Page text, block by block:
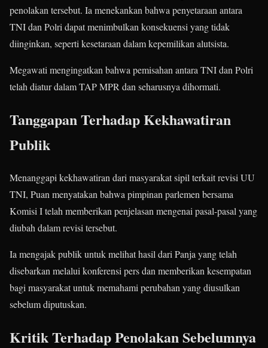
penolakan tersebut. Ia menekankan bahwa penyetaraan antara
TNI dan Polri dapat menimbulkan konsekuensi yang tidak
diinginkan, seperti kesetaraan dalam kepemilikan alutsista.
Megawati mengingatkan bahwa pemisahan antara TNI dan Polri
telah diatur dalam TAP MPR dan seharusnya dihormati.
Tanggapan Terhadap Kekhawatiran
Publik
Menanggapi kekhawatiran dari masyarakat sipil terkait revisi UU
TNI, Puan menyatakan bahwa pimpinan parlemen bersama
Komisi I telah memberikan penjelasan mengenai pasal-pasal yang
diubah dalam revisi tersebut.
Ia mengajak publik untuk melihat hasil dari Panja yang telah
disebarkan melalui konferensi pers dan memberikan kesempatan
bagi masyarakat untuk memahami perubahan yang diusulkan
sebelum diputuskan.
Kritik Terhadap Penolakan Sebelumnya